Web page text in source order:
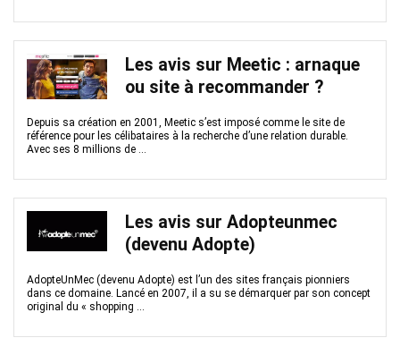
Les avis sur Meetic : arnaque
ou site à recommander ?
Depuis sa création en 2001, Meetic s’est imposé comme le site de
référence pour les célibataires à la recherche d’une relation durable.
Avec ses 8 millions de ...
Les avis sur Adopteunmec
(devenu Adopte)
AdopteUnMec (devenu Adopte) est l’un des sites français pionniers
dans ce domaine. Lancé en 2007, il a su se démarquer par son concept
original du « shopping ...